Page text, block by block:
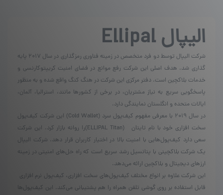
الیپالEllipal
شرکت الیپال توسط دو فرد متخصص در زمینه فناوری رمزگذاری در سال 2017 پایه
گذاری شد. هدف اصلی این شرکت رفع موانع در فضای امنیت کریپتوکارنسی و
خدمات بلاکچین است. دفتر مرکزی این شرکت در هنگ کنگ واقع شده و به منظور
پاسخگویی سریع به نیاز مشتریان، در برخی از کشورها مانند، استرالیا، آلمان،
ایالات متحده و انگلستان نمایندگی دارد.
در سال ۲۰۱۹ با معرفی مفهوم کیف‌پول سرد (Cold Wallet) این شرکت کیف‌پول
سخت افزاری خود با نام تایتان (ELLIPAL Titan)را روانه بازار کرد. این شرکت
سعی دارد کیف‌پول‌هایی با امنیت بالا در اختیار کاربران قرار دهد. شرکت الیپال
یک شرکت بلاکچینی با پتانسیل رشد سریع است که راه حل‌های امنیتی در زمینه
ارزهای دیجیتال و بلاکچین ارائه می‌دهد.
این شرکت علاوه بر انواع مختلف کیف‌پول‌های سخت افزاری، کیف‌پول نرم افزاری
قابل استفاده بر روی گوشی تلفن همراه را هم پشتیبانی می‌کند. این کیف‌پول‌ها